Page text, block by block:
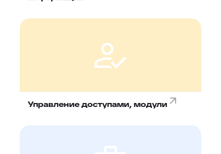
Управление доступами, модули